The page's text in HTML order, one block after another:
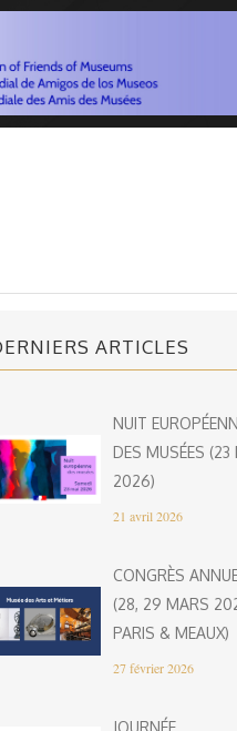
ARTICLES
NUIT
DES MUSÉES (23
2026)
21 avril 2026
CONGRÈS
(28, 29 MARS
PARIS & MEAUX)
27 février 2026
JOURNÉE